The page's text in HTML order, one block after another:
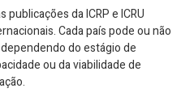
da ICRP e ICRU
Cada país pode ou não
do estágio de
ou da viabilidade de